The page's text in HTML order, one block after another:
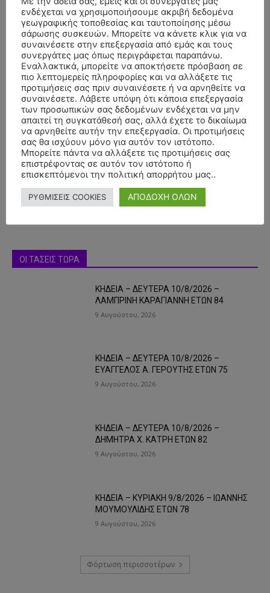
- Advertisment -
ΟΙ ΤΑΣΕΙΣ ΤΩΡΑ
ΚΗΔΕΙΑ – ΔΕΥΤΕΡΑ 10/8/2026 –
ΛΑΜΠΡΙΝΗ ΚΑΡΑΓΙΑΝΝΗ ΕΤΩΝ 84
9 Αυγούστου, 2026
ΚΗΔΕΙΑ – ΔΕΥΤΕΡΑ 10/8/2026 –
ΕΥΑΓΓΕΛΟΣ Α. ΓΕΡΟΥΤΗΣ ΕΤΩΝ 75
9 Αυγούστου, 2026
ΚΗΔΕΙΑ – ΔΕΥΤΕΡΑ 10/8/2026 –
ΔΗΜΗΤΡΑ Χ. ΚΑΤΡΗ ΕΤΩΝ 82
9 Αυγούστου, 2026
ΚΗΔΕΙΑ – ΚΥΡΙΑΚΗ 9/8/2026 – ΙΩΑΝΝΗΣ
ΜΟΥΜΟΥΛΙΔΗΣ ΕΤΩΝ 78
9 Αυγούστου, 2026
Φόρτωση περισσοτέρων
ενδέχεται να χρησιμοποιήσουμε ακριβή δεδομένα
γεωγραφικής τοποθεσίας και ταυτοποίησης μέσω
σάρωσης συσκευών. Μπορείτε να κάνετε κλικ για να
συναινέσετε στην επεξεργασία από εμάς και τους
συνεργάτες μας όπως περιγράφεται παραπάνω.
Εναλλακτικά, μπορείτε να αποκτήσετε πρόσβαση σε
πιο λεπτομερείς πληροφορίες και να αλλάξετε τις
προτιμήσεις σας πριν συναινέσετε ή να αρνηθείτε να
συναινέσετε. Λάβετε υπόψη ότι κάποια επεξεργασία
των προσωπικών σας δεδομένων ενδέχεται να μην
απαιτεί τη συγκατάθεσή σας, αλλά έχετε το δικαίωμα
να αρνηθείτε αυτήν την επεξεργασία. Οι προτιμήσεις
σας θα ισχύουν μόνο για αυτόν τον ιστότοπο.
Μπορείτε πάντα να αλλάξετε τις προτιμήσεις σας
επιστρέφοντας σε αυτόν τον ιστότοπο ή
επισκεπτόμενοι την πολιτική απορρήτου μας..
ΡΥΘΜΙΣΕΙΣ COOKIES ΑΠΟΔΟΧΗ ΟΛΩΝ